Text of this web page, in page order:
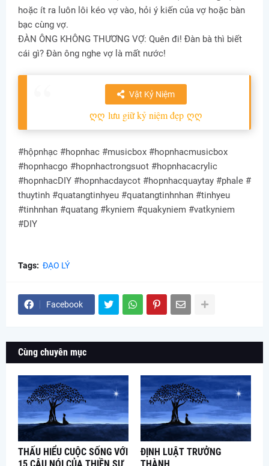
hoặc ít ra luôn lôi kéo vợ vào, hỏi ý kiến của vợ hoặc bàn
bạc cùng vợ.
ĐÀN ÔNG KHÔNG THƯƠNG VỢ: Quên đi! Đàn bà thì biết
cái gì? Đàn ông nghe vợ là mất nước!
Vật Kỷ Niệm
ღღ lưu giữ kỷ niệm đẹp ღღ
#hộpnhạc #hopnhac #musicbox #hopnhacmusicbox
#hopnhacgo #hopnhactrongsuot #hopnhacacrylic
#hopnhacDIY #hopnhacdaycot #hopnhacquaytay #phale #
thuytinh #quatangtinhyeu #quatangtinhnhan #tinhyeu
#tinhnhan #quatang #kyniem #quakyniem #vatkyniem
#DIY
Tags: ĐẠO LÝ
Facebook
Cùng chuyên mục
THẤU HIỂU CUỘC SỐNG VỚI
ĐỊNH LUẬT TRƯỞNG